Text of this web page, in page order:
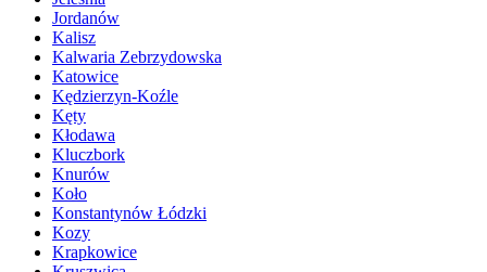
Jordanów
Kalisz
Kalwaria Zebrzydowska
Katowice
Kędzierzyn-Koźle
Kęty
Kłodawa
Kluczbork
Knurów
Koło
Konstantynów Łódzki
Kozy
Krapkowice